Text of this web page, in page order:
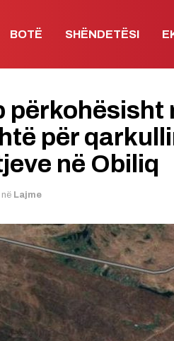
BOTË SHËNDETËSI
përkohësisht
për
në Obiliq
në Lajme